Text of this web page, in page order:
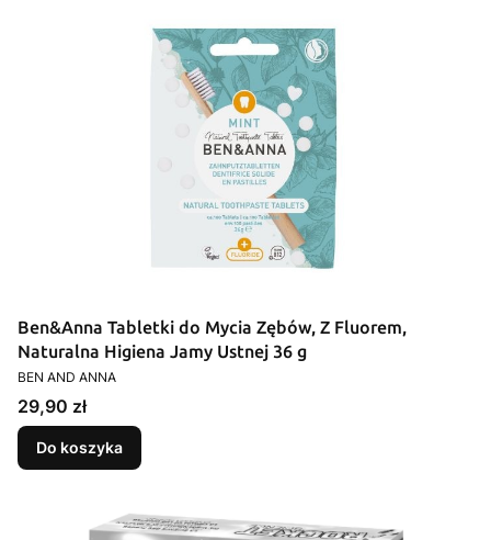
Ben&Anna Tabletki do Mycia Zębów, Z Fluorem,
Naturalna Higiena Jamy Ustnej 36 g
PRODUCENT
BEN AND ANNA
Cena
29,90 zł
Do koszyka